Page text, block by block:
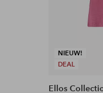
NIEUW!
DEAL
Ellos